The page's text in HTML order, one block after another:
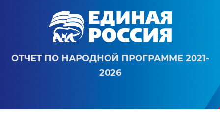
ОТЧЕТ ПО НАРОДНОЙ ПРОГРАММЕ 2021-
2026